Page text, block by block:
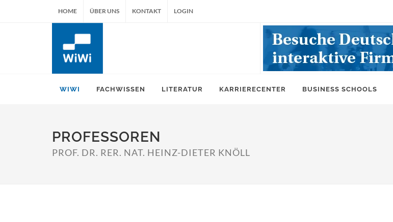
HOME ÜBER UNS KONTAKT LOGIN
WIWI FACHWISSEN LITERATUR KARRIERECENTER BUSINESS SCHOOLS
PROFESSOREN
PROF. DR. RER. NAT. HEINZ-DIETER KNÖLL